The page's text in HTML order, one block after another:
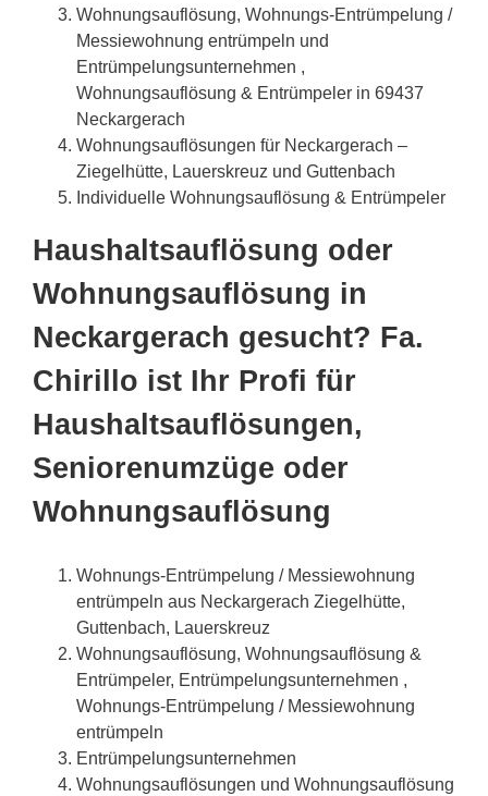
Wohnungsauflösung, Wohnungs-Entrümpelung /
Messiewohnung entrümpeln und
Entrümpelungsunternehmen ,
Wohnungsauflösung & Entrümpeler in 69437
Neckargerach
Wohnungsauflösungen für Neckargerach –
Ziegelhütte, Lauerskreuz und Guttenbach
Individuelle Wohnungsauflösung & Entrümpeler
Haushaltsauflösung oder
Wohnungsauflösung in
Neckargerach gesucht? Fa.
Chirillo ist Ihr Profi für
Haushaltsauflösungen,
Seniorenumzüge oder
Wohnungsauflösung
Wohnungs-Entrümpelung / Messiewohnung
entrümpeln aus Neckargerach Ziegelhütte,
Guttenbach, Lauerskreuz
Wohnungsauflösung, Wohnungsauflösung &
Entrümpeler, Entrümpelungsunternehmen ,
Wohnungs-Entrümpelung / Messiewohnung
entrümpeln
Entrümpelungsunternehmen
Wohnungsauflösungen und Wohnungsauflösung